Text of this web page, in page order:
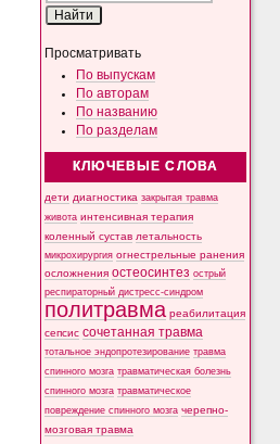
Просматривать
По выпускам
По авторам
По названию
По разделам
КЛЮЧЕВЫЕ СЛОВА
дети диагностика закрытая травма
живота интенсивная терапия
коленный сустав летальность
микрохирургия огнестрельные ранения
осложнения остеосинтез острый
респираторный дистресс-синдром
политравма реабилитация
сепсис сочетанная травма
тотальное эндопротезирование травма
спинного мозга травматическая болезнь
спинного мозга травматическое
повреждение спинного мозга черепно-
мозговая травма